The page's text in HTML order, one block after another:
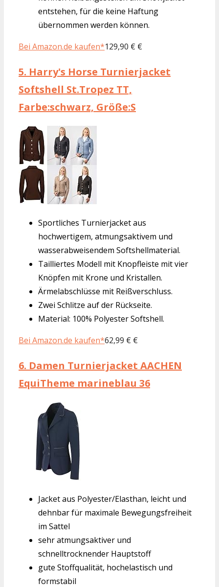
entstehen, für die keine Haftung
übernommen werden können.
Bei Amazon.de kaufen*129,90 € €
5. Harry's Horse Turnierjacket
Softshell St.Tropez TT,
Farbe:schwarz, Größe:S
Sportliches Turnierjacket aus
hochwertigem, atmungsaktivem und
wasserabweisendem Softshellmaterial.
Tailliertes Modell mit Knopfleiste mit vier
Knöpfen mit Krone und Kristallen.
Ärmelabschlüsse mit Reißverschluss.
Zwei Schlitze auf der Rückseite.
Material: 100% Polyester Softshell.
Bei Amazon.de kaufen*62,99 € €
6. Damen Turnierjacket AACHEN
EquiTheme marineblau 36
Jacket aus Polyester/Elasthan, leicht und
dehnbar für maximale Bewegungsfreiheit
im Sattel
sehr atmungsaktiver und
schnelltrocknender Hauptstoff
gute Stoffqualität, hochelastisch und
formstabil